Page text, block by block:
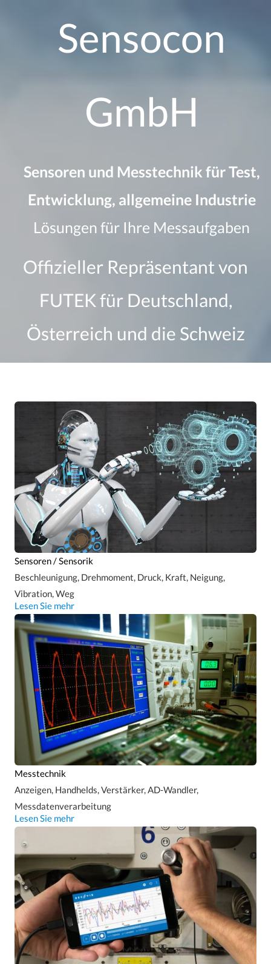
Sensocon
GmbH
Sensoren und Messtechnik für Test,
Entwicklung, allgemeine Industrie
Lösungen für Ihre Messaufgaben
Offizieller Repräsentant von
FUTEK für Deutschland,
Österreich und die Schweiz
Sensoren / Sensorik
Beschleunigung, Drehmoment, Druck, Kraft, Neigung,
Vibration, Weg
Lesen Sie mehr
Messtechnik
Anzeigen, Handhelds, Verstärker, AD-Wandler,
Messdatenverarbeitung
Lesen Sie mehr